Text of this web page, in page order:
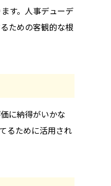
す。人事デューデ
ための客観的な根
に納得がいかな
るために活用され